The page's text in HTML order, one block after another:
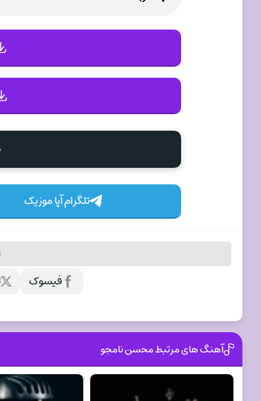
تلگرام آپا موزیک
فیسوک
آهنگ های مرتبط محسن نامجو